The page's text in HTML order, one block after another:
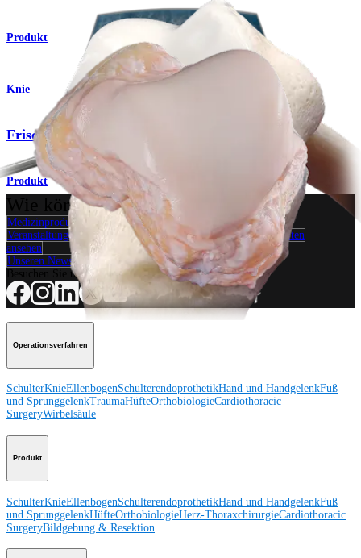
Produkt
Knie
Frische osteochondrale Allografts
Produkt
Wie können wir Ihnen helfen?
Medizinproduktberater:in kontaktieren
Veranstaltungen, Lab-Vorführungen und Schulungsmöglichkeiten
ansehen
Unseren Newsletter abonnieren
Besuchen Sie uns
Operationsverfahren
SchulterKnieEllenbogenSchulterendoprothetikHand und HandgelenkFuß
und SprunggelenkTraumaHüfteOrthobiologieCardiothoracic
SurgeryWirbelsäule
Produkt
SchulterKnieEllenbogenSchulterendoprothetikHand und HandgelenkFuß
und SprunggelenkHüfteOrthobiologieHerz-ThoraxchirurgieCardiothoracic
SurgeryBildgebung & Resektion